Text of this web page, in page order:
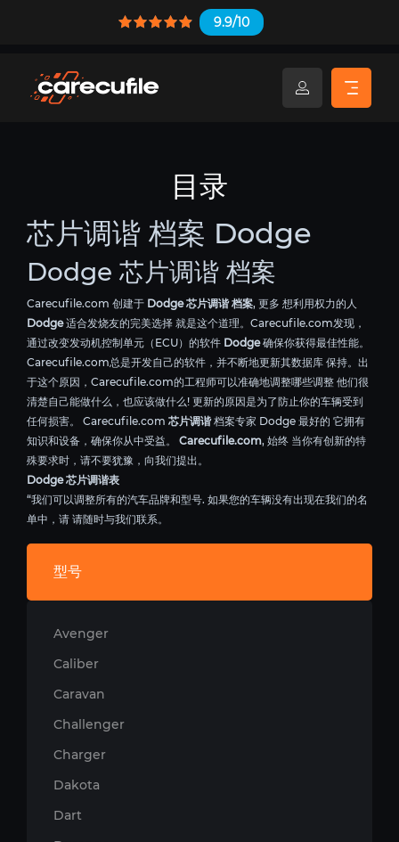
9.9/10
目录
芯片调谐 档案 Dodge
Dodge 芯片调谐 档案
Carecufile.com 创建于 Dodge 芯片调谐 档案, 更多 想利用权力的人
Dodge适合发烧友的完美选择 就是这个道理。Carecufile.com发现，
通过改变发动机控制单元（ECU）的软件 Dodge确保你获得最佳性能。
Carecufile.com总是开发自己的软件，并不断地更新其数据库 保持。出
于这个原因，Carecufile.com的工程师可以准确地调整哪些调整 他们很
清楚自己能做什么，也应该做什么! 更新的原因是为了防止你的车辆受到
任何损害。 Carecufile.com 芯片调谐档案专家 Dodge 最好的 它拥有
知识和设备，确保你从中受益。 Carecufile.com, 始终 当你有创新的特
殊要求时，请不要犹豫，向我们提出。
Dodge 芯片调谐表
“我们可以调整所有的汽车品牌和型号. 如果您的车辆没有出现在我们的名
单中，请 请随时与我们联系。
型号
Avenger
Caliber
Caravan
Challenger
Charger
Dakota
Dart